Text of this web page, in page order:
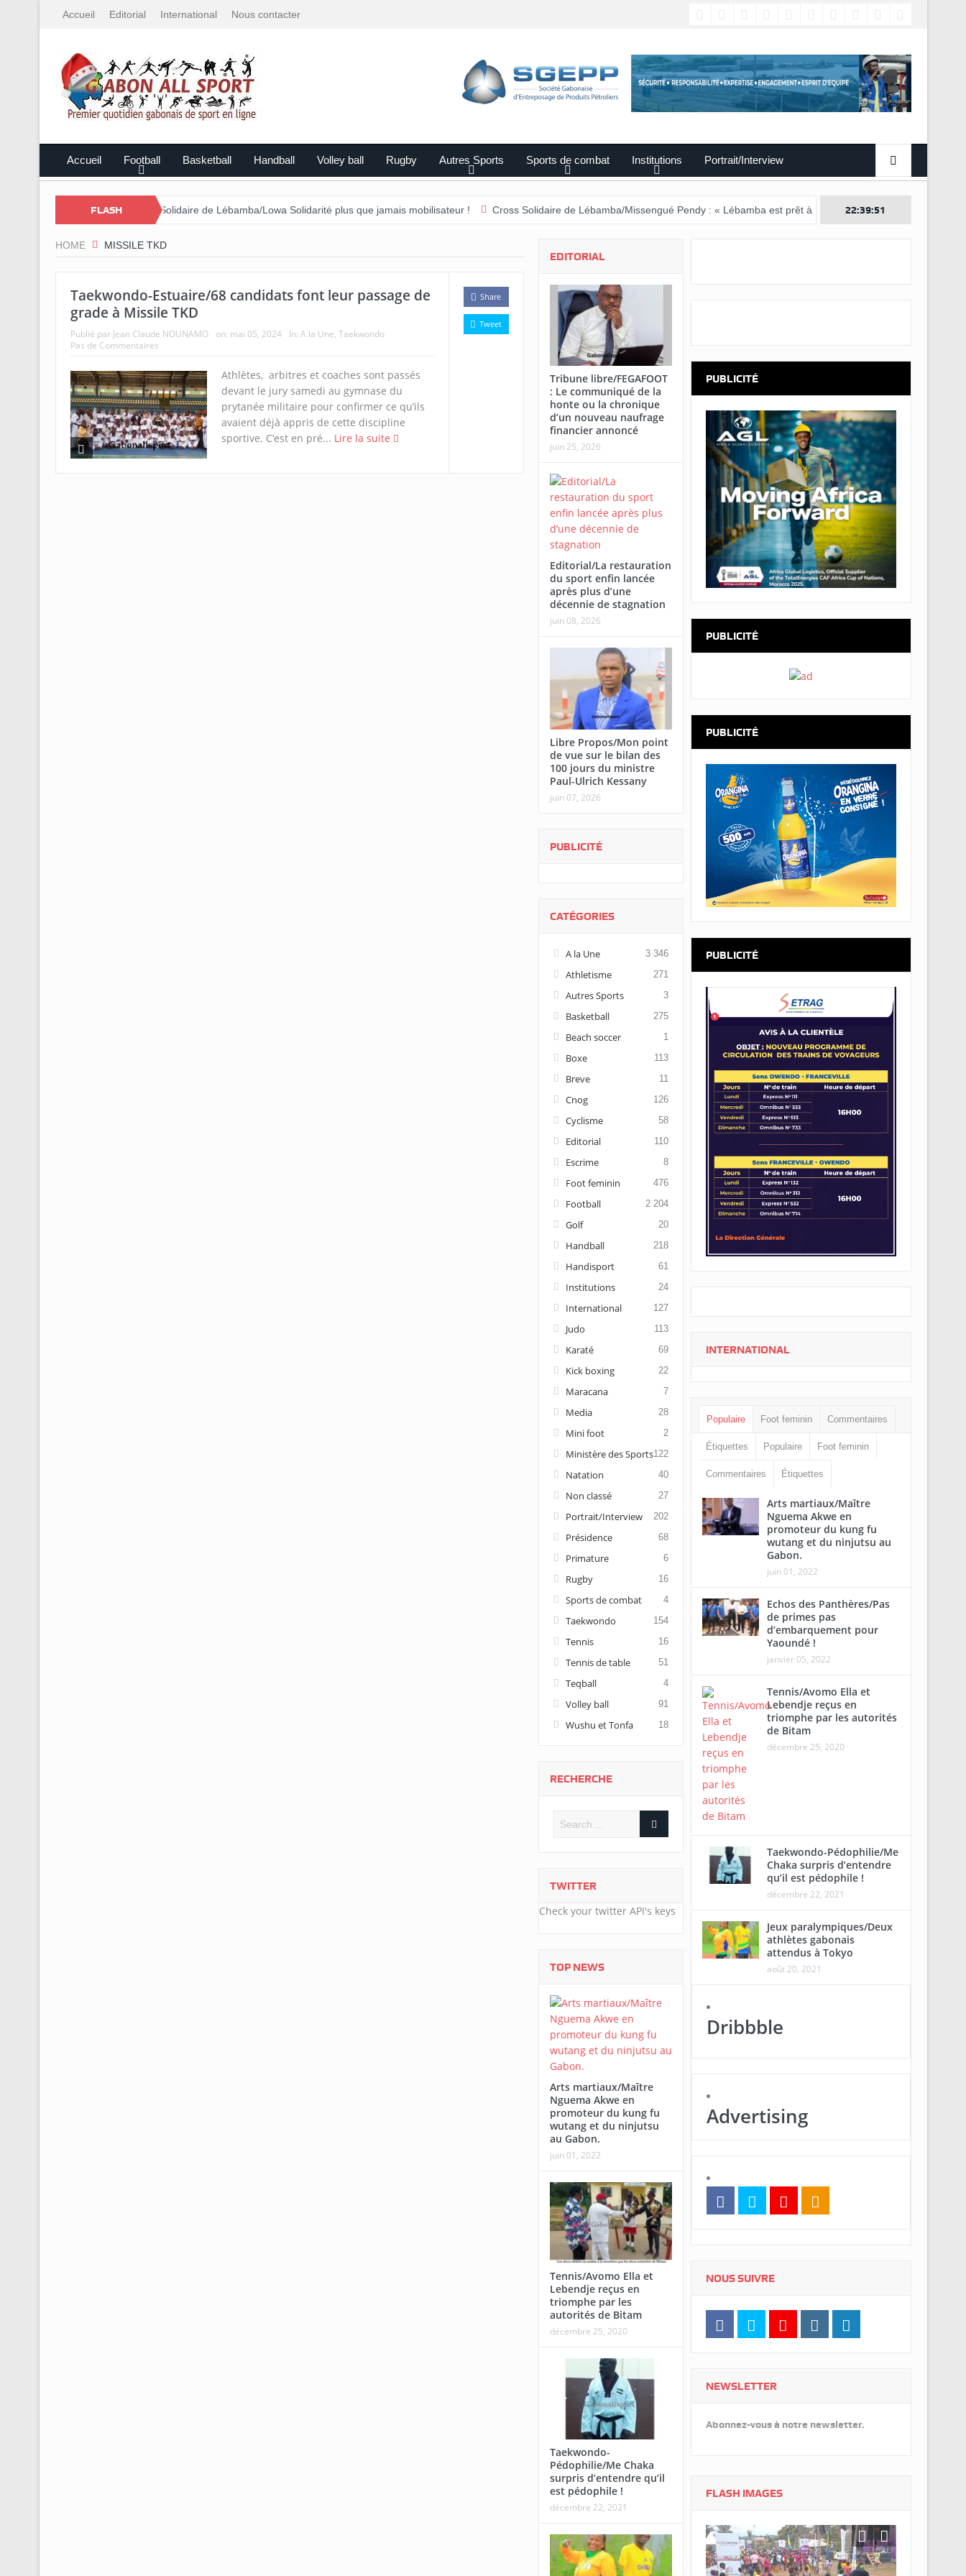
Accueil Editorial International Nous contacter
Accueil Football Basketball Handball Volley ball Rugby Autres Sports Sports de combat Institutions Portrait/Interview
FLASH
Cross Solidaire de Lébamba/Lowa Solidarité plus que jamais mobilisateur ! Cross Solidaire de Lébamba/Missengué Pendy : « Lébamba est prêt à accueillir ce grand événement »
22:39:52
HOME MISSILE TKD
Taekwondo-Estuaire/68 candidats font leur passage de
grade à Missile TKD
Publié par Jean Claude NOUNAMO on: mai 05, 2024 In: A la Une, Taekwondo
Pas de Commentaires
Athlètes, arbitres et coaches sont passés
devant le jury samedi au gymnase du
prytanée militaire pour confirmer ce qu’ils
avaient déjà appris de cette discipline
sportive. C’est en pré... Lire la suite
Share
Tweet
EDITORIAL
Tribune libre/FEGAFOOT
: Le communiqué de la
honte ou la chronique
d’un nouveau naufrage
financier annoncé
juin 25, 2026
Editorial/La restauration
du sport enfin lancée
après plus d’une
décennie de stagnation
juin 08, 2026
Libre Propos/Mon point
de vue sur le bilan des
100 jours du ministre
Paul-Ulrich Kessany
juin 07, 2026
PUBLICITÉ
CATÉGORIES
A la Une 3 346
Athletisme 271
Autres Sports 3
Basketball 275
Beach soccer 1
Boxe 113
Breve 11
Cnog 126
Cyclisme 58
Editorial 110
Escrime 8
Foot feminin 476
Football 2 204
Golf 20
Handball 218
Handisport 61
Institutions 24
International 127
Judo 113
Karaté 69
Kick boxing 22
Maracana 7
Media 28
Mini foot 2
Ministère des Sports122
Natation 40
Non classé 27
Portrait/Interview 202
Présidence 68
Primature 6
Rugby 16
Sports de combat 4
Taekwondo 154
Tennis 16
Tennis de table 51
Teqball 4
Volley ball 91
Wushu et Tonfa 18
RECHERCHE
TWITTER
Check your twitter API's keys
TOP NEWS
Arts martiaux/Maître
Nguema Akwe en
promoteur du kung fu
wutang et du ninjutsu
au Gabon.
juin 01, 2022
Tennis/Avomo Ella et
Lebendje reçus en
triomphe par les
autorités de Bitam
décembre 25, 2020
Taekwondo-
Pédophilie/Me Chaka
surpris d’entendre qu’il
est pédophile !
décembre 22, 2021
PUBLICITÉ
PUBLICITÉ
PUBLICITÉ
PUBLICITÉ
INTERNATIONAL
Populaire Foot feminin Commentaires
Étiquettes Populaire Foot feminin
Commentaires Étiquettes
Arts martiaux/Maître
Nguema Akwe en
promoteur du kung fu
wutang et du ninjutsu au
Gabon.
juin 01, 2022
Echos des Panthères/Pas
de primes pas
d’embarquement pour
Yaoundé !
janvier 05, 2022
Tennis/Avomo Ella et
Lebendje reçus en
triomphe par les autorités
de Bitam
décembre 25, 2020
Taekwondo-Pédophilie/Me
Chaka surpris d’entendre
qu’il est pédophile !
décembre 22, 2021
Jeux paralympiques/Deux
athlètes gabonais
attendus à Tokyo
août 20, 2021
Dribbble
Advertising
NOUS SUIVRE
NEWSLETTER
Abonnez-vous à notre newsletter.
FLASH IMAGES